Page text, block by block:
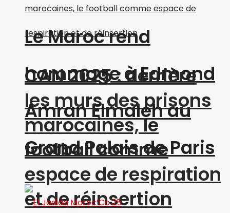
CAN 2025 : derrière
les murs des prisons
marocaines, le
football comme
espace de respiration
et de réinsertion
Le Maroc rend
hommage à Edmond
Amran Elmaleh au
Grand Palais de Paris